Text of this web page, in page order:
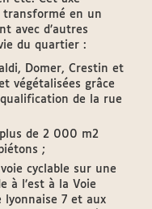
transformé en un
avec d’autres
du quartier :
Domer, Crestin et
végétalisées grâce
de la rue
de 2 000 m2
;
cyclable sur une
à l’est à la Voie
lyonnaise 7 et aux